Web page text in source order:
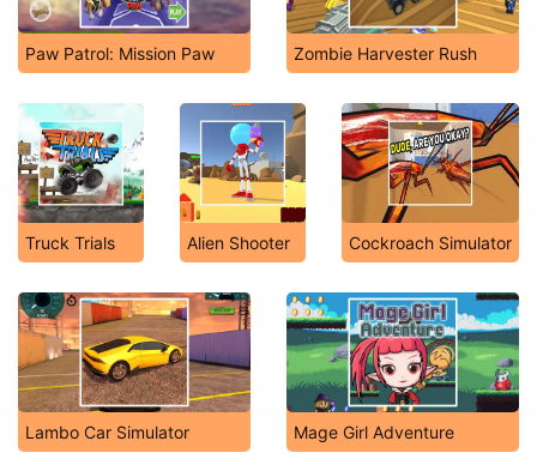
Paw Patrol: Mission Paw Zombie Harvester Rush
Truck Trials Alien Shooter Cockroach Simulator
Lambo Car Simulator Mage Girl Adventure